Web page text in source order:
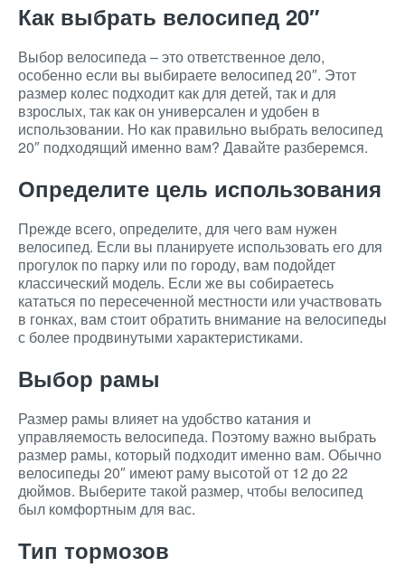
Как выбрать велосипед 20″
Выбор велосипеда – это ответственное дело,
особенно если вы выбираете велосипед 20″. Этот
размер колес подходит как для детей, так и для
взрослых, так как он универсален и удобен в
использовании. Но как правильно выбрать велосипед
20″ подходящий именно вам? Давайте разберемся.
Определите цель использования
Прежде всего, определите, для чего вам нужен
велосипед. Если вы планируете использовать его для
прогулок по парку или по городу, вам подойдет
классический модель. Если же вы собираетесь
кататься по пересеченной местности или участвовать
в гонках, вам стоит обратить внимание на велосипеды
с более продвинутыми характеристиками.
Выбор рамы
Размер рамы влияет на удобство катания и
управляемость велосипеда. Поэтому важно выбрать
размер рамы, который подходит именно вам. Обычно
велосипеды 20″ имеют раму высотой от 12 до 22
дюймов. Выберите такой размер, чтобы велосипед
был комфортным для вас.
Тип тормозов